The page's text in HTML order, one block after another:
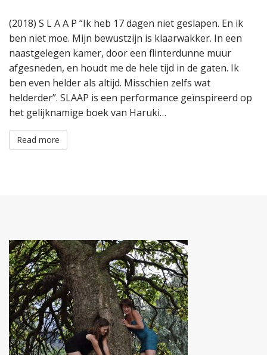
(2018) S L A A P “Ik heb 17 dagen niet geslapen. En ik
ben niet moe. Mijn bewustzijn is klaarwakker. In een
naastgelegen kamer, door een flinterdunne muur
afgesneden, en houdt me de hele tijd in de gaten. Ik
ben even helder als altijd. Misschien zelfs wat
helderder”. SLAAP is een performance geïnspireerd op
het gelijknamige boek van Haruki…
Read more